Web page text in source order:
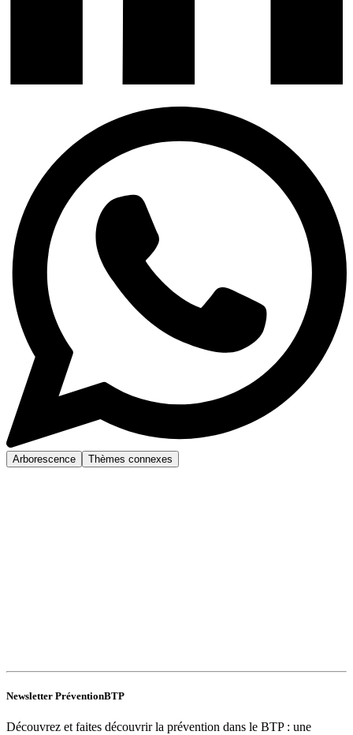
Arborescence Thèmes connexes
Newsletter PréventionBTP
Découvrez et faites découvrir la prévention dans le BTP : une